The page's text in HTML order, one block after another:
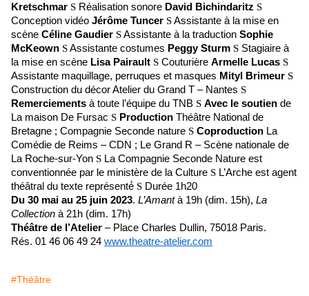
Kretschmar S Réalisation sonore David Bichindaritz S
Conception vidéo Jérôme Tuncer SAssistante à la mise en
scène Céline Gaudier SAssistante à la traduction Sophie
McKeown SAssistante costumes Peggy Sturm S Stagiaire à
la mise en scène Lisa Pairault S Couturière Armelle Lucas S
Assistante maquillage, perruques et masques Mityl Brimeur S
Construction du décor Atelier du Grand T – Nantes S
Remerciements à toute l’équipe du TNB S Avec le soutien de
La maison De Fursac S Production Théâtre National de
Bretagne ; Compagnie Seconde nature S Coproduction La
Comédie de Reims – CDN ; Le Grand R – Scène nationale de
La Roche-sur-Yon S La Compagnie Seconde Nature est
conventionnée par le ministère de la Culture S L’Arche est agent
théâtral du texte représenté́ S Durée 1h20
Du 30 mai au 25 juin 2023. L’Amantà 19h (dim. 15h), La
Collection à 21h (dim. 17h)
Théâtre de l’Atelier – Place Charles Dullin, 75018 Paris.
Rés. 01 46 06 49 24 www.theatre-atelier.com
#Théâtre